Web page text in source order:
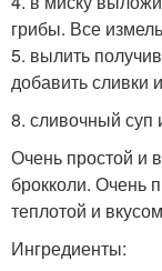
грибы. Все
5. вылить
добавить сливки
8. сливочный суп
Очень простой и
брокколи. Очень
теплотой и
Ингредиенты: